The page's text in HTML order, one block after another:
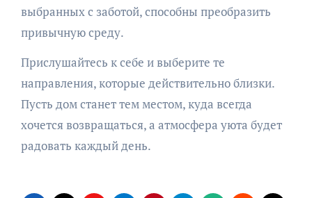
выбранных с заботой, способны преобразить
привычную среду.
Прислушайтесь к себе и выберите те
направления, которые действительно близки.
Пусть дом станет тем местом, куда всегда
хочется возвращаться, а атмосфера уюта будет
радовать каждый день.